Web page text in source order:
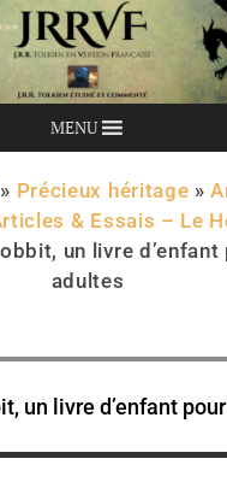
MENU
» Précieux héritage »
& Essais – Le
un livre d’enfant
adultes
un livre d’enfant